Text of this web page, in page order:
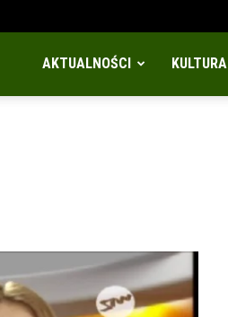
AKTUALNOŚCI KULTURA